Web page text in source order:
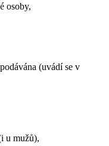
osoby,
(uvádí se v
u mužů),